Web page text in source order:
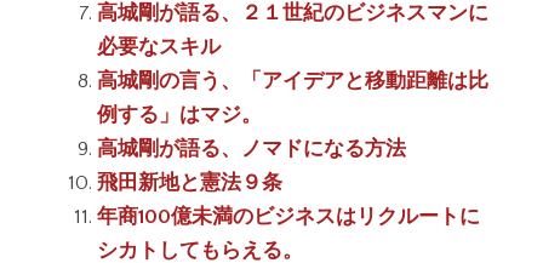
高城剛が語る、２１世紀のビジネスマンに
必要なスキル
高城剛の言う、「アイデアと移動距離は比
例する」はマジ。
高城剛が語る、ノマドになる方法
飛田新地と憲法９条
年商100億未満のビジネスはリクルートに
シカトしてもらえる。